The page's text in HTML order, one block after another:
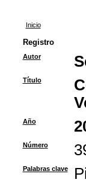
Inicio
Registro
Autor
Título
Año
Número
Palabras clave